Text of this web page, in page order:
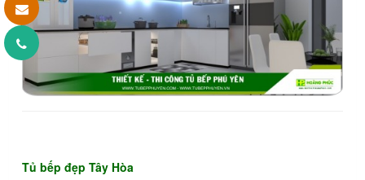
Tủ bếp đẹp Tây Hòa